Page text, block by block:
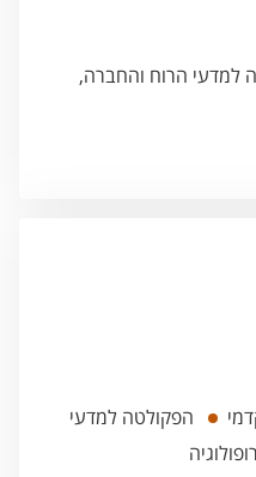
למדעי הרוח והחברה,
הפקולטה למדעי